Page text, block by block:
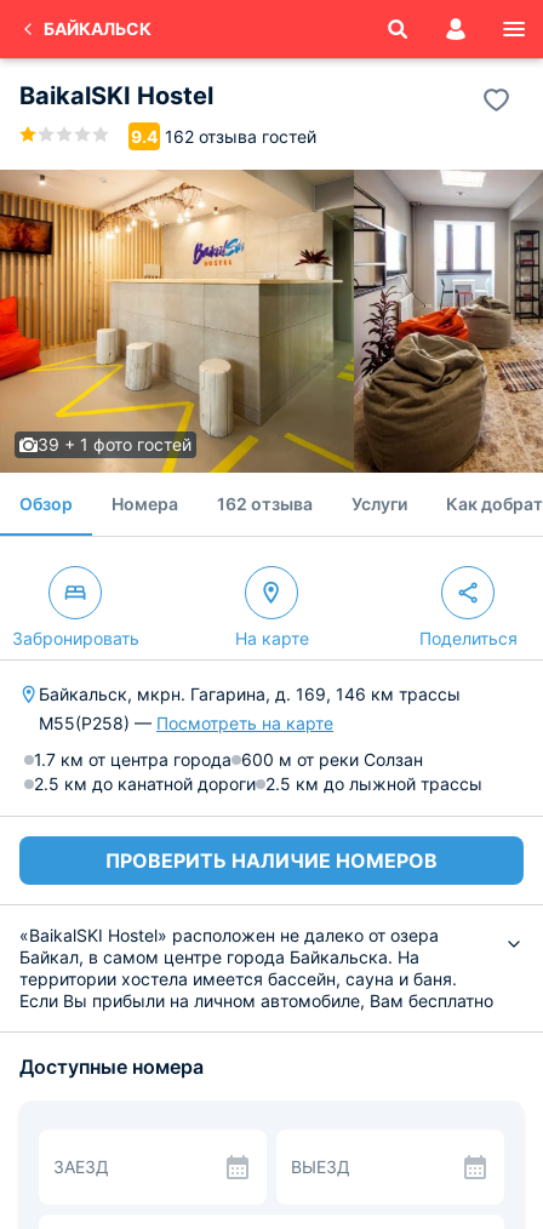
БАЙКАЛЬСК
BaikalSKI Hostel
9.4 162 отзыва гостей
39 + 1 фото гостей
Обзор Номера 162 отзыва Услуги Как
Забронировать На карте Поделиться
Байкальск, мкрн. Гагарина, д. 169, 146 км трассы
М55(Р258) — Посмотреть на карте
1.7 км от центра города 600 м от реки Солзан
2.5 км до канатной дороги 2.5 км до лыжной трассы
ПРОВЕРИТЬ НАЛИЧИЕ НОМЕРОВ
«BaikalSKI Hostel» расположен не далеко от озера
Байкал, в самом центре города Байкальска. На
территории хостела имеется бассейн, сауна и баня.
Если Вы прибыли на личном автомобиле, Вам бесплатно
комфортные номера разных категорий. В обустроенных
Wi-Fi предоставляется бесплатно.
В хостеле работает бар «Байкал», где у Вас будет
Доступные номера
ЗАЕЗД ВЫЕЗД